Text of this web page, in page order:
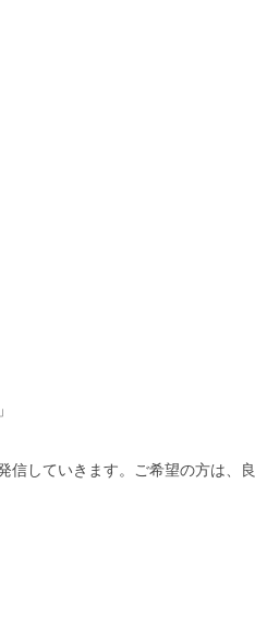
信していきます。ご希望の方は、良